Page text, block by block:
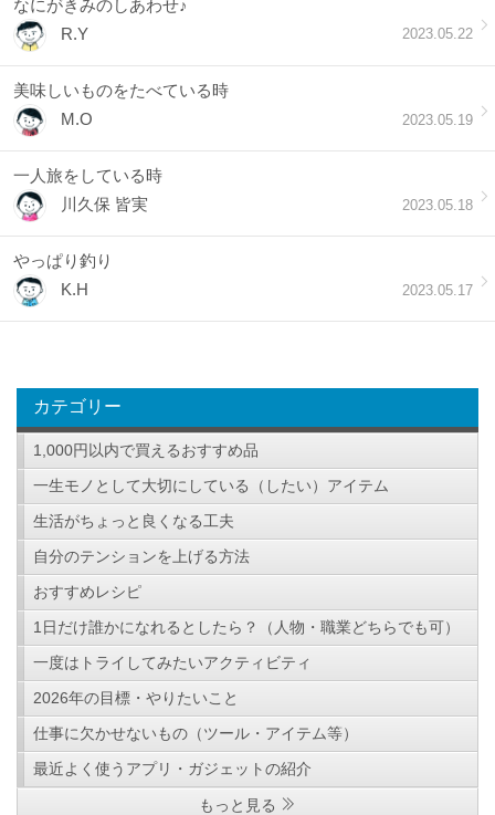
2023.05.22
R.Y
なにがきみのしあわせ♪
2023.05.19
M.O
美味しいものをたべている時
2023.05.18
川久保 皆実
一人旅をしている時
2023.05.17
K.H
やっぱり釣り
カテゴリー
1,000円以内で買えるおすすめ品
一生モノとして大切にしている（したい）アイテム
生活がちょっと良くなる工夫
自分のテンションを上げる方法
おすすめレシピ
1日だけ誰かになれるとしたら？（人物・職業どちらでも可）
一度はトライしてみたいアクティビティ
2026年の目標・やりたいこと
仕事に欠かせないもの（ツール・アイテム等）
最近よく使うアプリ・ガジェットの紹介
もっと見る